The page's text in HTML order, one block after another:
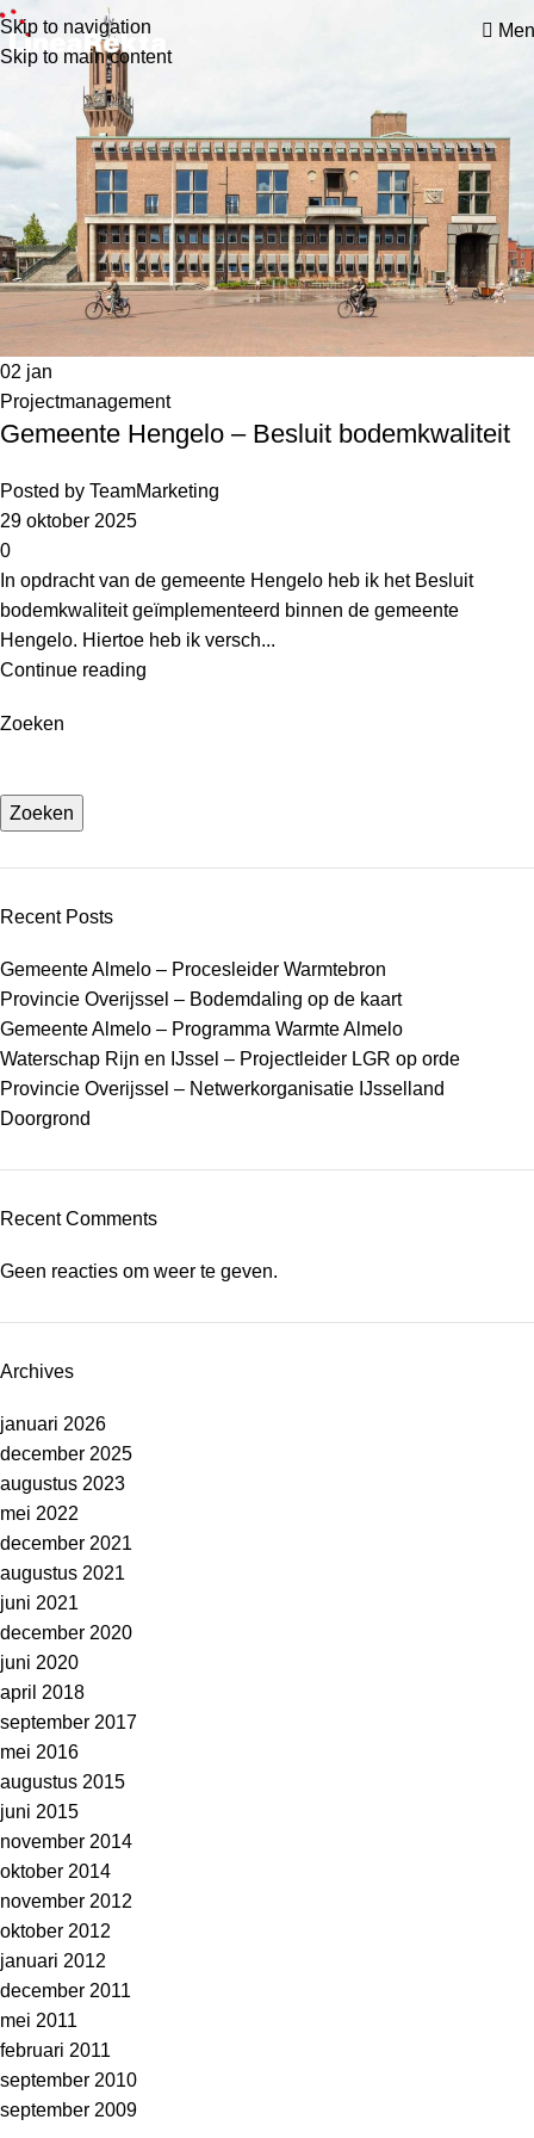
Skip to navigation
Skip to main content
02 jan
Projectmanagement
Gemeente Hengelo – Besluit bodemkwaliteit
Posted by TeamMarketing
29 oktober 2025
0
In opdracht van de gemeente Hengelo heb ik het Besluit
bodemkwaliteit geïmplementeerd binnen de gemeente
Hengelo. Hiertoe heb ik versch...
Continue reading
Zoeken
Zoeken
Recent Posts
Gemeente Almelo – Procesleider Warmtebron
Provincie Overijssel – Bodemdaling op de kaart
Gemeente Almelo – Programma Warmte Almelo
Waterschap Rijn en IJssel – Projectleider LGR op orde
Provincie Overijssel – Netwerkorganisatie IJsselland
Doorgrond
Recent Comments
Geen reacties om weer te geven.
Archives
januari 2026
december 2025
augustus 2023
mei 2022
december 2021
augustus 2021
juni 2021
december 2020
juni 2020
april 2018
september 2017
mei 2016
augustus 2015
juni 2015
november 2014
oktober 2014
november 2012
oktober 2012
januari 2012
december 2011
mei 2011
februari 2011
september 2010
september 2009